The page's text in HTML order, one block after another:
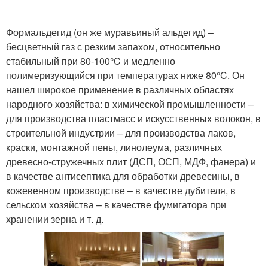
Формальдегид (он же муравьиный альдегид) –
бесцветный газ с резким запахом, относительно
стабильный при 80-100°C и медленно
полимеризующийся при температурах ниже 80°C. Он
нашел широкое применение в различных областях
народного хозяйства: в химической промышленности –
для производства пластмасс и искусственных волокон, в
строительной индустрии – для производства лаков,
краски, монтажной пены, линолеума, различных
древесно-стружечных плит (ДСП, ОСП, МДФ, фанера) и
в качестве антисептика для обработки древесины, в
кожевенном производстве – в качестве дубителя, в
сельском хозяйства – в качестве фумигатора при
хранении зерна и т. д.